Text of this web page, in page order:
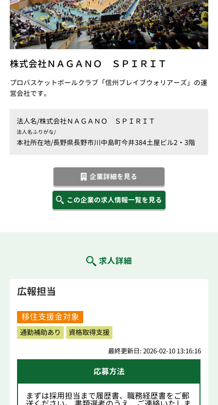
株式会社ＮＡＧＡＮＯ ＳＰＩＲＩＴ
プロバスケットボールクラブ「信州ブレイブウォリアーズ」の運
営会社です。
法人名/株式会社ＮＡＧＡＮＯ ＳＰＩＲＩＴ
法人名ふりがな/
本社所在地/長野県長野市川中島町今井384土屋ビル2・3階
企業詳細を見る
この企業の求人情報一覧を見る
求人詳細
広報担当
移住支援金対象
通勤補助あり 資格取得支援
最終更新日: 2026-02-10 13:16:16
応募方法
まずは採用担当まで履歴書、職務経歴書をご郵